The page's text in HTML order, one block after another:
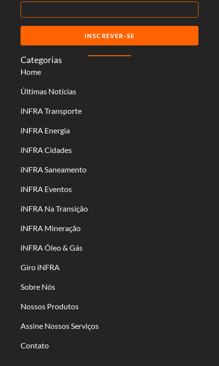
Categorias
Home
Últimas Notícias
iNFRA Transporte
iNFRA Energia
iNFRA Cidades
iNFRA Saneamento
iNFRA Eventos
iNFRA Na Transição
iNFRA Mineração
iNFRA Óleo & Gás
Giro iNFRA
Sobre Nós
Nossos Produtos
Assine Nossos Serviços
Contato
INSCREVER-SE